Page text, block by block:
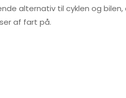
alternativ til cyklen og bilen,
af fart på.